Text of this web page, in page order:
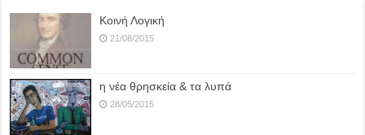
Κοινή Λογική
21/08/2015
η νέα θρησκεία & τα λυπά
28/05/2015